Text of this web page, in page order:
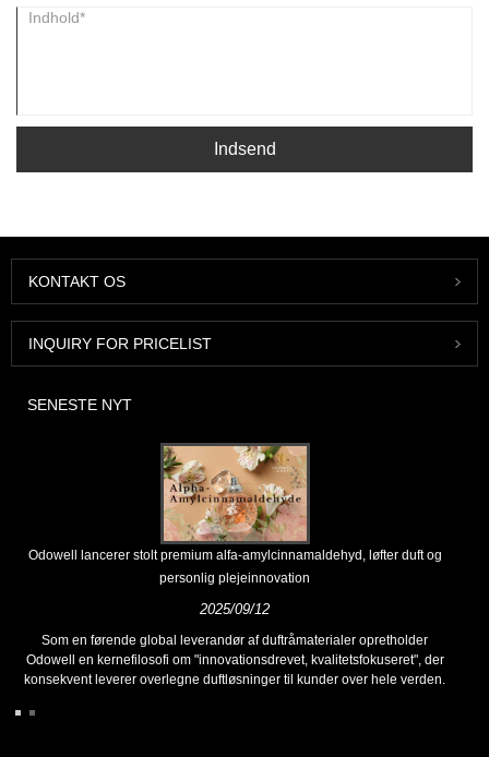
Indsend
KONTAKT OS
INQUIRY FOR PRICELIST
SENESTE NYT
Odowell lancerer stolt premium alfa-amylcinnamaldehyd, løfter duft og
personlig plejeinnovation
2025/09/12
Som en førende global leverandør af duftråmaterialer opretholder
Odowell en kernefilosofi om "innovationsdrevet, kvalitetsfokuseret", der
konsekvent leverer overlegne duftløsninger til kunder over hele verden.